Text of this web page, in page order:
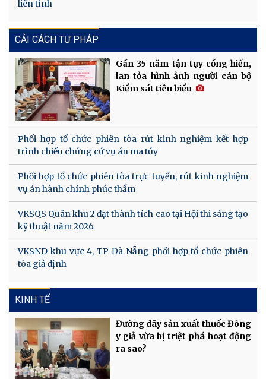
liên tỉnh
CẢI CÁCH TƯ PHÁP
Gần 35 năm tận tụy cống hiến,
lan tỏa hình ảnh người cán bộ
Kiểm sát tiêu biểu
Phối hợp tổ chức phiên tòa rút kinh nghiệm kết hợp
trình chiếu chứng cứ vụ án ma túy
Phối hợp tổ chức phiên tòa trực tuyến, rút kinh nghiệm
vụ án hành chính phúc thẩm
VKSQS Quân khu 2 đạt thành tích cao tại Hội thi sáng tạo
kỹ thuật năm 2026
VKSND khu vực 4, TP Đà Nẵng phối hợp tổ chức phiên
tòa giả định
KINH TẾ
Đường dây sản xuất thuốc Đông
y giả vừa bị triệt phá hoạt động
ra sao?